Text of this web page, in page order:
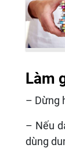
Làm
– Dừng
– Nếu
dùng